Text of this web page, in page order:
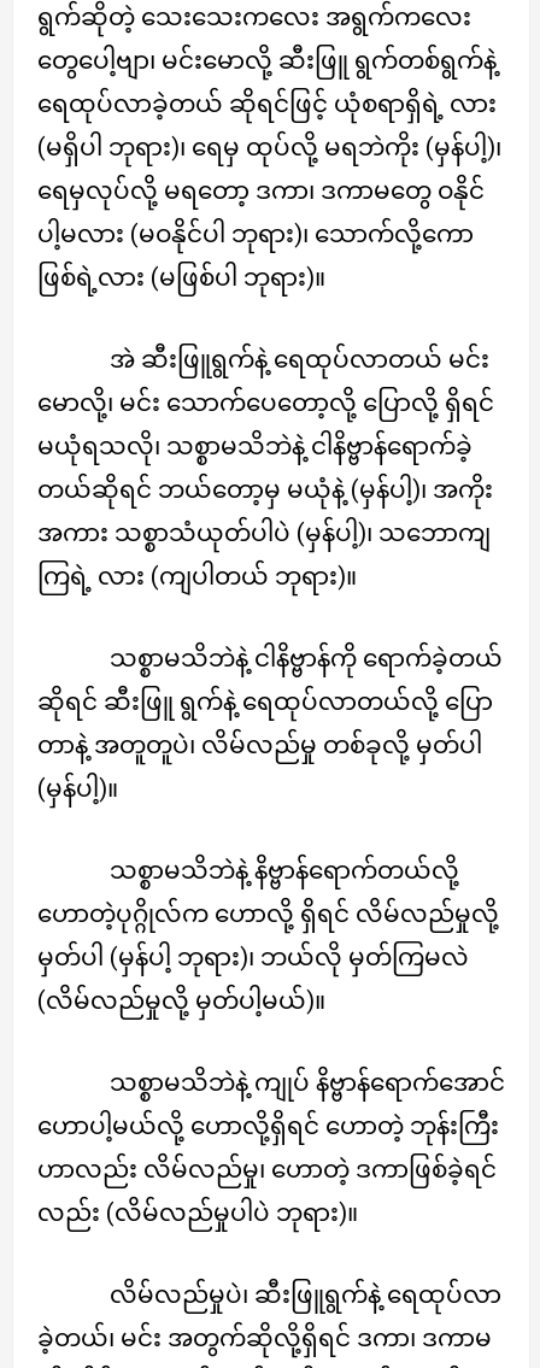
ရွက်ဆိုတဲ့ သေးသေးကလေး အရွက်ကလေး
တွေပေါ့ဗျာ၊ မင်းမောလို့ ဆီးဖြူ ရွက်တစ်ရွက်နဲ့
ရေထုပ်လာခဲ့တယ် ဆိုရင်ဖြင့် ယုံစရာရှိရဲ့ လား
(မရှိပါ ဘုရား)၊ ရေမှ ထုပ်လို့ မရဘဲကိုး (မှန်ပါ့)၊
ရေမှလုပ်လို့ မရတော့ ဒကာ၊ ဒကာမတွေ ဝနိုင်
ပါ့မလား (မဝနိုင်ပါ ဘုရား)၊ သောက်လို့ကော
ဖြစ်ရဲ့လား (မဖြစ်ပါ ဘုရား)။
အဲ ဆီးဖြူရွက်နဲ့ ရေထုပ်လာတယ် မင်း
မောလို့၊ မင်း သောက်ပေတော့လို့ ပြောလို့ ရှိရင်
မယုံရသလို၊ သစ္စာမသိဘဲနဲ့ ငါနိဗ္ဗာန်ရောက်ခဲ့
တယ်ဆိုရင် ဘယ်တော့မှ မယုံနဲ့ (မှန်ပါ့)၊ အကိုး
အကား သစ္စာသံယုတ်ပါပဲ (မှန်ပါ့)၊ သဘောကျ
ကြရဲ့ လား (ကျပါတယ် ဘုရား)။
သစ္စာမသိဘဲနဲ့ ငါနိဗ္ဗာန်ကို ရောက်ခဲ့တယ်
ဆိုရင် ဆီးဖြူ ရွက်နဲ့ ရေထုပ်လာတယ်လို့ ပြော
တာနဲ့ အတူတူပဲ၊ လိမ်လည်မှု တစ်ခုလို့ မှတ်ပါ
(မှန်ပါ့)။
သစ္စာမသိဘဲနဲ့ နိဗ္ဗာန်ရောက်တယ်လို့
ဟောတဲ့ပုဂ္ဂိုလ်က ဟောလို့ ရှိရင် လိမ်လည်မှုလို့
မှတ်ပါ (မှန်ပါ့ ဘုရား)၊ ဘယ်လို မှတ်ကြမလဲ
(လိမ်လည်မှုလို့ မှတ်ပါ့မယ်)။
သစ္စာမသိဘဲနဲ့ ကျုပ် နိဗ္ဗာန်ရောက်အောင်
ဟောပါ့မယ်လို့ ဟောလို့ရှိရင် ဟောတဲ့ ဘုန်းကြီး
ဟာလည်း လိမ်လည်မှု၊ ဟောတဲ့ ဒကာဖြစ်ခဲ့ရင်
လည်း (လိမ်လည်မှုပါပဲ ဘုရား)။
လိမ်လည်မှုပဲ၊ ဆီးဖြူရွက်နဲ့ ရေထုပ်လာ
ခဲ့တယ်၊ မင်း အတွက်ဆိုလို့ရှိရင် ဒကာ၊ ဒကာမ